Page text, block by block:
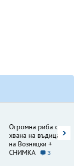
Огромна риба се
хвана на въдицата
на Возняцки +
СНИМКА
3